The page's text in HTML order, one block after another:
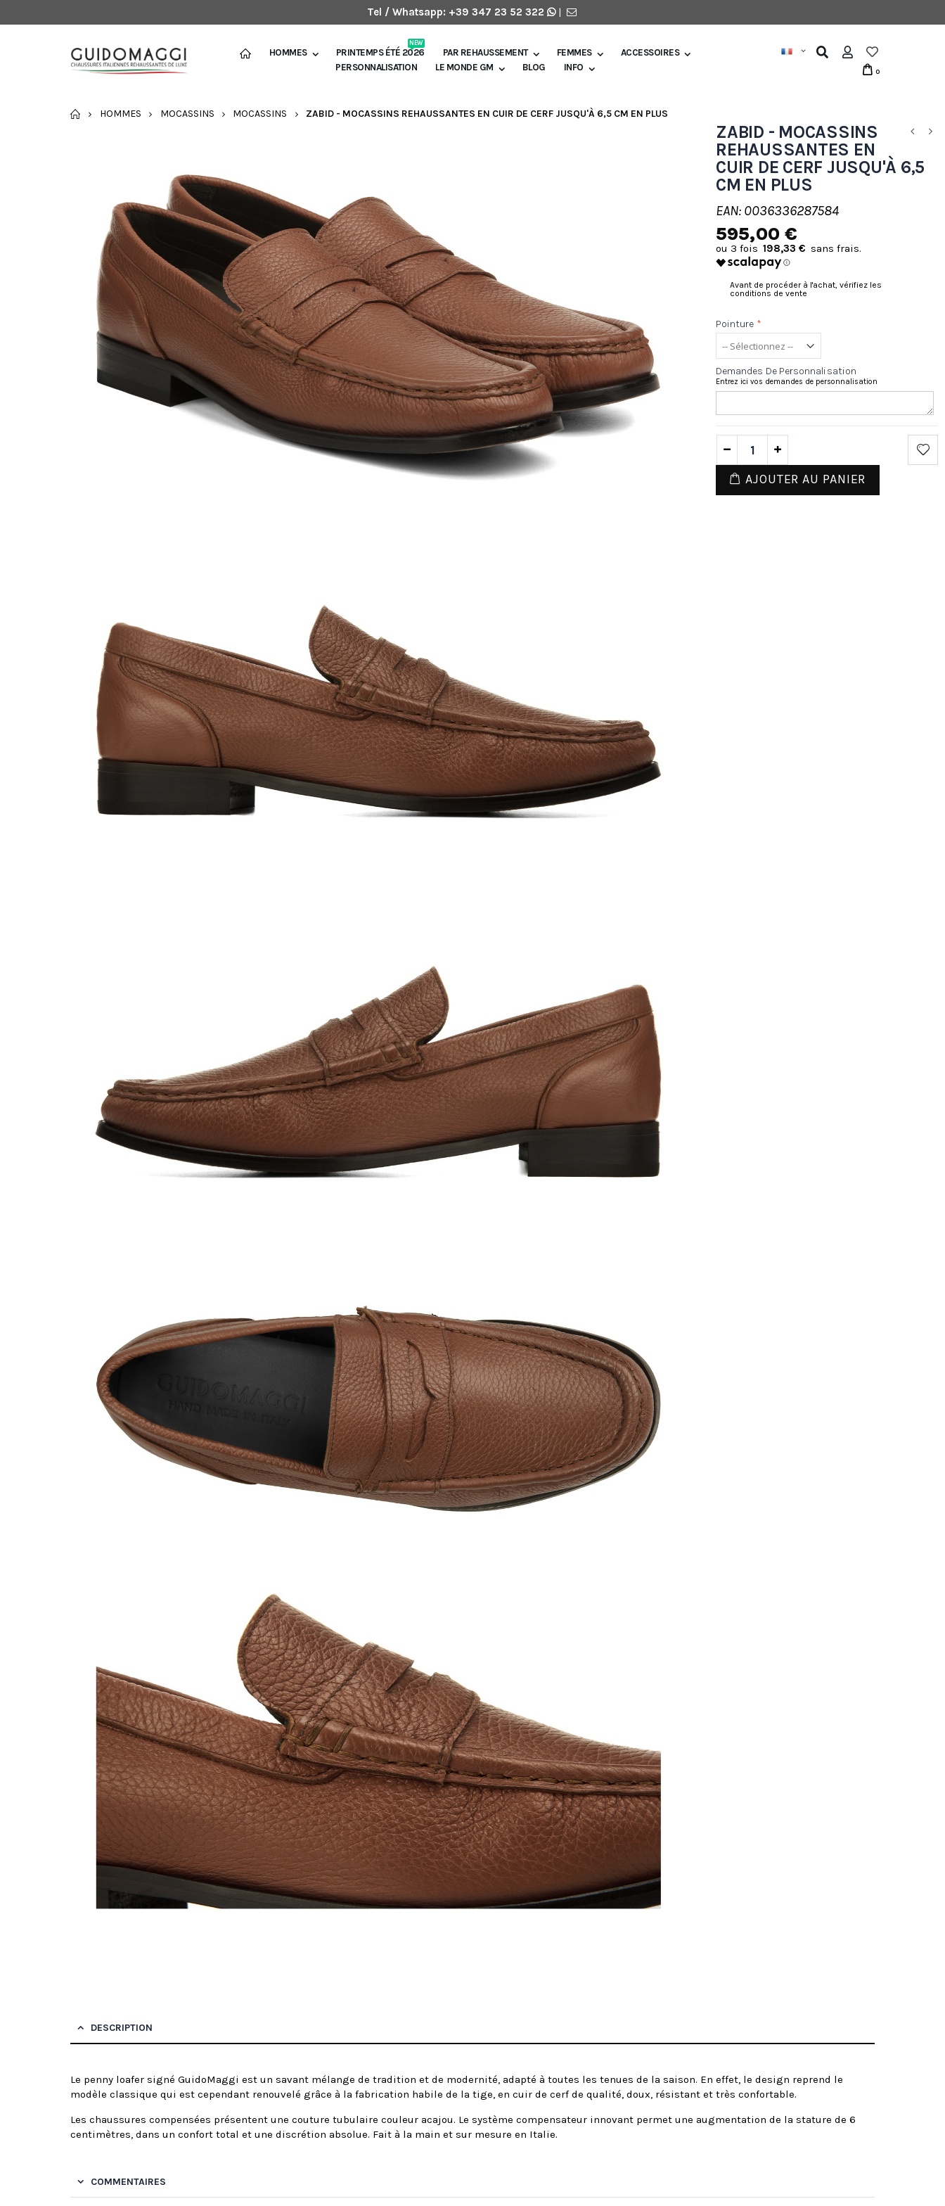
Tel / Whatsapp: +39 347 23 52 322 |
HOMMES PRINTEMPS ÉTÉ 2026
NEW
PAR REHAUSSEMENT FEMMES
ACCESSOIRES
PERSONNALISATION
LE MONDE GM BLOG INFO 0
ACCUEIL
HOMMES MOCASSINS MOCASSINS ZABID - MOCASSINS REHAUSSANTES EN CUIR DE CERF JUSQU'À 6,5 CM EN PLUS
ZABID - MOCASSINS
REHAUSSANTES EN
CUIR DE CERF JUSQU'À 6,5
CM EN PLUS
EAN: 0036336287584
595,00 €
198,33 €
Avant de procéder à l'achat, vérifiez les
conditions de vente
Pointure *
Demandes De Personnalisation
Entrez ici vos demandes de personnalisation
AJOUTER AU PANIER
DESCRIPTION
Le penny loafer signé GuidoMaggi est un savant mélange de tradition et de modernité, adapté à toutes les tenues de la saison. En effet, le design reprend le
modèle classique qui est cependant renouvelé grâce à la fabrication habile de la tige, en cuir de cerf de qualité, doux, résistant et très confortable.
Les chaussures compensées présentent une couture tubulaire couleur acajou. Le système compensateur innovant permet une augmentation de la stature de 6
centimètres, dans un confort total et une discrétion absolue. Fait à la main et sur mesure en Italie.
COMMENTAIRES